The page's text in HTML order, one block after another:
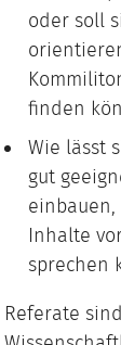
oder soll
finden
Wie lässt
gut
Inhalte
sprechen
Referate